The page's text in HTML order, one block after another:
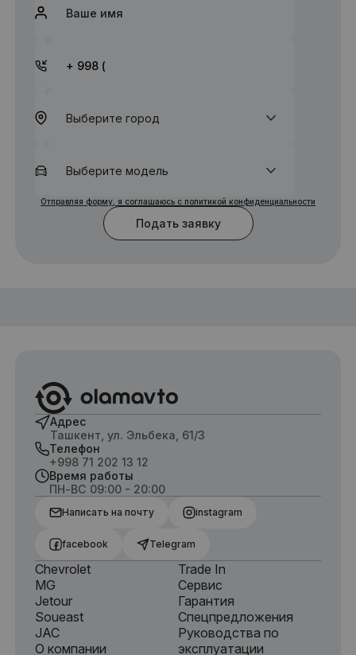
Выберите город
Выберите модель
Отправляя форму, я соглашаюсь с политикой конфиденциальности
Подать заявку
Адрес
Ташкент, ул. Эльбека, 61/3
Телефон
+998 71 202 13 12
Время работы
ПН-ВС 09:00 - 20:00
Chevrolet
MG
Jetour
Soueast
JAC
О компании
Trade In
Сервис
Гарантия
Спецпредложения
Руководства по
эксплуатации
Написать на почту instagram
facebook Telegram